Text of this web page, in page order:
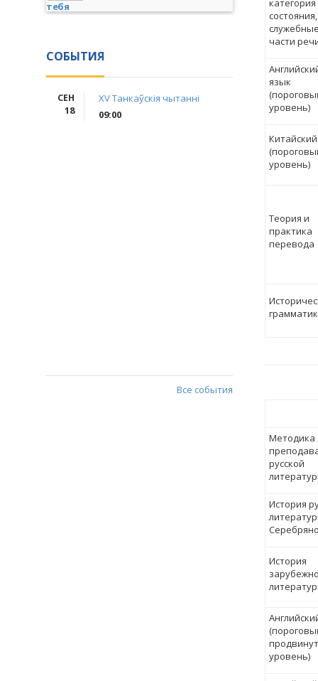
тебя
СОБЫТИЯ
СЕН
18
XV Танкаўскія чытанні
09:00
Все события
категория
состояния,
части
язык
уровень)
уровень)
Теория и
практика
перевода
Методика
русской
История
История
уровень)